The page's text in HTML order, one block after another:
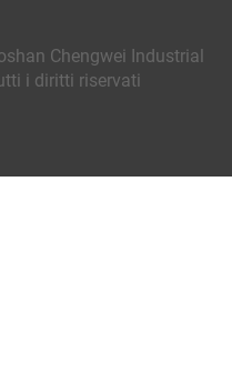
Chengwei Industrial
i diritti riservati